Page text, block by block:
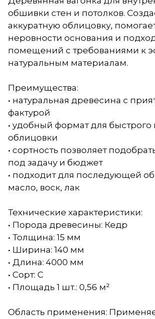
обшивки стен и потолков.
аккуратную облицовку,
неровности основания и
помещений с требованиями к
натуральным материалам.
Преимущества:
• натуральная древесина с
фактурой
• удобный формат для быстрого
облицовки
• сортность позволяет
под задачу и бюджет
• подходит для последующей
масло, воск, лак
Технические характеристики:
• Порода древесины: Кедр
• Толщина: 15 мм
• Ширина: 140 мм
• Длина: 4000 мм
• Сорт: С
• Площадь 1 шт.: 0,56 м²
Область применения: